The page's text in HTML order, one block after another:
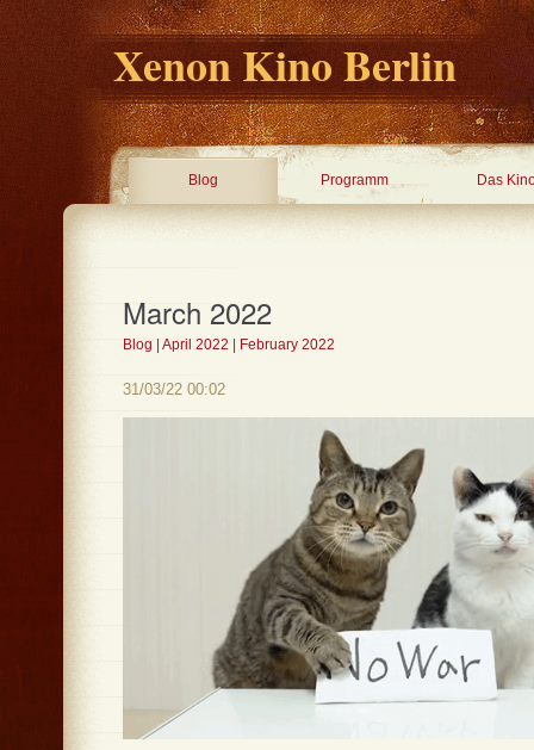
Xenon Kino Berlin
Blog Programm Das
March 2022
Blog April 2022 February 2022
31/03/22 00:02